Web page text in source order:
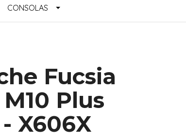
CONSOLAS
Fucsia
Plus
X606X